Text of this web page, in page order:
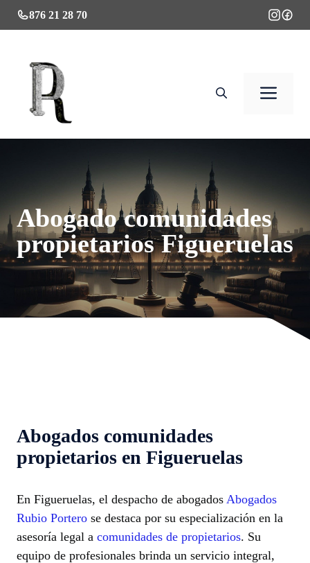
Saltar
al
876 21 28 70
Abogado comunidades
propietarios Figueruelas
Abogados comunidades
propietarios en Figueruelas
En Figueruelas, el despacho de abogados Abogados
Rubio Portero se destaca por su especialización en la
asesoría legal a comunidades de propietarios. Su
equipo de profesionales brinda un servicio integral,